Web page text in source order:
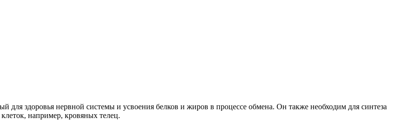
здоровья нервной системы и усвоения белков и жиров в процессе обмена. Он также необходим для синтеза
например, кровяных телец.